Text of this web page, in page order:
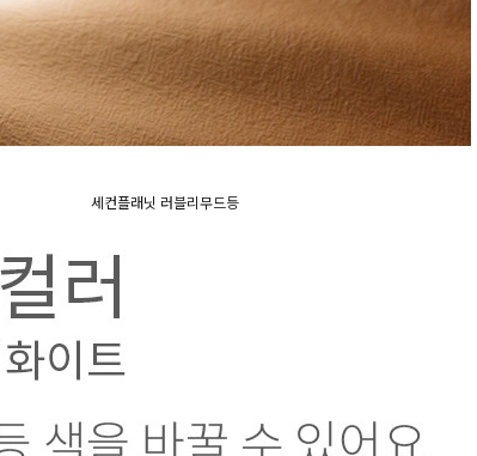
세컨플래닛 러블리무드등